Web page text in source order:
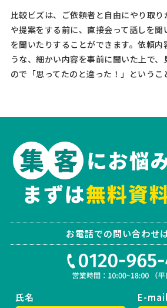
比較ビズは、ご依頼者と自由にやり取り
や提案をする前に、直接会って話しを
を聞いたりすることができます。依頼内
うな、細かい内容を事前に聞いた上で、
ので「思ってたのと違った！」というこ
お電話での問い合わせ
氏名 E-mail
人気案件
社会保険労
せ
社会保険労務士 > 社会保険労務士
月額予算 月2万円まで 依頼地
2〜5名 [依頼・相談内容] 2026年5月に新規開
人気案件
【千葉県近
造業】顧問社労士への相
社会保険労務士 > 社会保険労務士
[依頼したい業務] 顧問社労士 社保・労働保険
[御社の業種] 製造業 [会社規模] 11〜30名 [依
から各所届出、労基署対応など全般的にお願
す。 ※千葉県、また近県の企業様からのご …
【給料計算